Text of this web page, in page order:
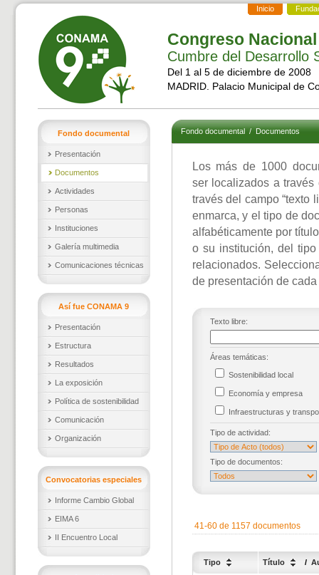
Inicio
Congreso
Cumbre del Desarrollo
Del 1 al 5 de diciembre de 2008
MADRID. Palacio Municipal de
Fondo documental
Presentación
Documentos
Actividades
Personas
Instituciones
Galería multimedia
Comunicaciones técnicas
Así fue CONAMA 9
Presentación
Estructura
Resultados
La exposición
Política de sostenibilidad
Comunicación
Organización
Convocatorias especiales
Informe Cambio Global
EIMA 6
II Encuentro Local
Fondo documental/Documentos
Los más de 1000
ser localizados a
través del campo “texto
enmarca, y el tipo de
alfabéticamente por
o su institución, del
relacionados.
de presentación de
Texto libre:
Áreas temáticas:
Sostenibilidad local
Economía y empresa
Infraestructuras y
Tipo de actividad:
Tipo de documentos:
41-60 de 1157 documentos
Tipo Título /